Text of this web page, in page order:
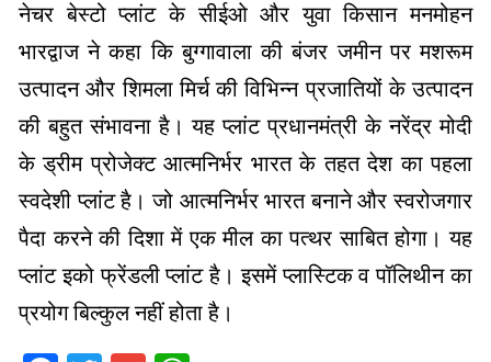
नेचर बेस्टो प्लांट के सीईओ और युवा किसान मनमोहन
भारद्वाज ने कहा कि बुग्गावाला की बंजर जमीन पर मशरूम
उत्पादन और शिमला मिर्च की विभिन्न प्रजातियों के उत्पादन
की बहुत संभावना है। यह प्लांट प्रधानमंत्री के नरेंद्र मोदी
के ड्रीम प्रोजेक्ट आत्मनिर्भर भारत के तहत देश का पहला
स्वदेशी प्लांट है। जो आत्मनिर्भर भारत बनाने और स्वरोजगार
पैदा करने की दिशा में एक मील का पत्थर साबित होगा। यह
प्लांट इको फ्रेंडली प्लांट है। इसमें प्लास्टिक व पॉलिथीन का
प्रयोग बिल्कुल नहीं होता है।